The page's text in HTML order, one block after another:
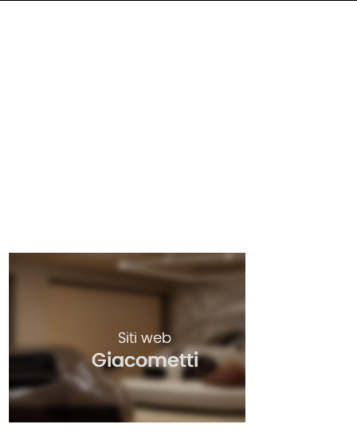
Siti web
Giacometti